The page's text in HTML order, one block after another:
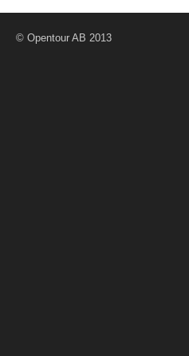
© Opentour AB 2013